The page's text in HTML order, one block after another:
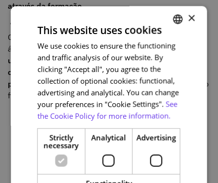
através da formação.
“O C-Days já é o maior evento nacional da área de
Cibersegurança do país”, refere João Gomes, diretor de
área da FCCN, unidade de serviços digitais da FCT. “
um excelente fórum para fazer o balanço da
contribuição da Plataforma NAU na capacitação de
pessoas nesta área, dos novos módulos e cursos modelo
financiados pelo PRR”.
PORTUGUESE
ENGLISH
×
This website uses cookies
We use cookies to ensure the functioning
and traffic analysis of our website. By
clicking "Accept all", you agree to the
collection of optional cookies: functional,
advertising and analytical. You can change
your preferences in "Cookie Settings". See
the Cookie Policy for more information.
Strictly
necessary
Analytical Advertising